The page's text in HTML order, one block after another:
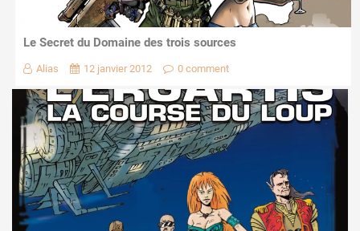
Le Secret du Domaine des trois sources
Alias 12 janvier 2012 0 comment